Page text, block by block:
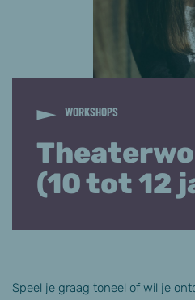
WORKSHOPS
(10 tot 12
Speel je graag toneel of wil je